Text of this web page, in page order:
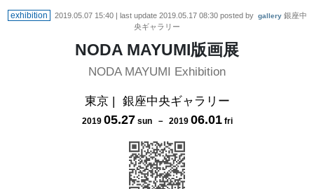
exhibition 2019.05.07 15:40| last update 2019.05.17 08:30posted by gallery 銀座中
央ギャラリー
NODA MAYUMI版画展
NODA MAYUMI Exhibition
東京| 銀座中央ギャラリー
2019 05.27 sun－ 2019 06.01 fri